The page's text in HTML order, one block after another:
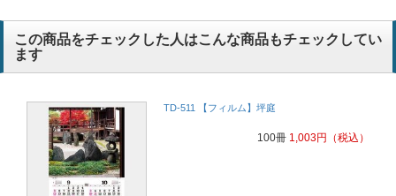
この商品をチェックした人はこんな商品もチェックしてい
ます
TD-511 【フィルム】坪庭
100冊 1,003円 （税込）